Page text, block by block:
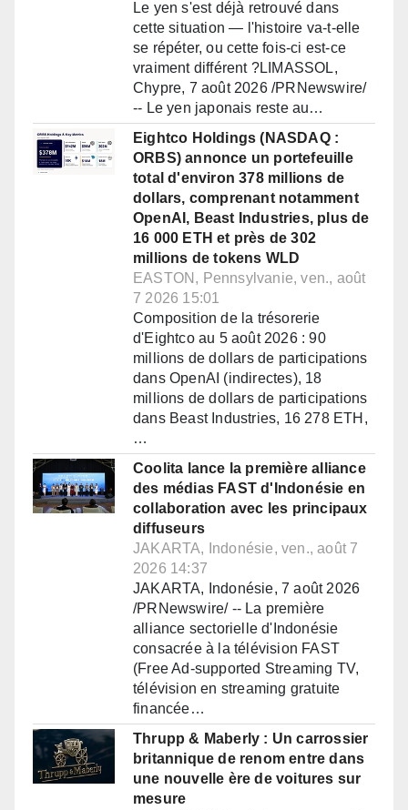
Le yen s'est déjà retrouvé dans
cette situation — l'histoire va-t-elle
se répéter, ou cette fois-ci est-ce
vraiment différent ?LIMASSOL,
Chypre, 7 août 2026 /PRNewswire/
-- Le yen japonais reste au…
Eightco Holdings (NASDAQ :
ORBS) annonce un portefeuille
total d'environ 378 millions de
dollars, comprenant notamment
OpenAI, Beast Industries, plus de
16 000 ETH et près de 302
millions de tokens WLD
EASTON, Pennsylvanie, ven., août
7 2026 15:01
Composition de la trésorerie
d'Eightco au 5 août 2026 : 90
millions de dollars de participations
dans OpenAI (indirectes), 18
millions de dollars de participations
dans Beast Industries, 16 278 ETH,
…
Coolita lance la première alliance
des médias FAST d'Indonésie en
collaboration avec les principaux
diffuseurs
JAKARTA, Indonésie, ven., août 7
2026 14:37
JAKARTA, Indonésie, 7 août 2026
/PRNewswire/ -- La première
alliance sectorielle d'Indonésie
consacrée à la télévision FAST
(Free Ad-supported Streaming TV,
télévision en streaming gratuite
financée…
Thrupp & Maberly : Un carrossier
britannique de renom entre dans
une nouvelle ère de voitures sur
mesure